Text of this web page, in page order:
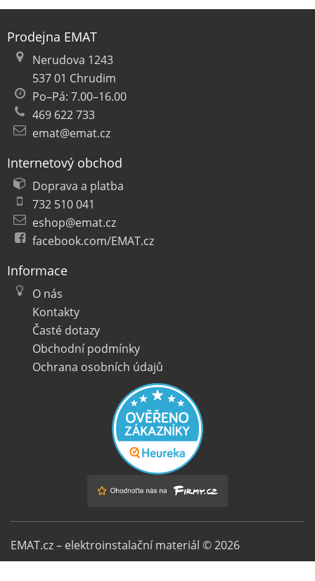
Prodejna EMAT
Nerudova 1243
537 01 Chrudim
Po–Pá: 7.00–16.00
469 622 733
emat@emat.cz
Internetový obchod
Doprava a platba
732 510 041
eshop@emat.cz
facebook.com/EMAT.cz
Informace
O nás
Kontakty
Časté dotazy
Obchodní podmínky
Ochrana osobních údajů
EMAT.cz – elektroinstalační materiál © 2026